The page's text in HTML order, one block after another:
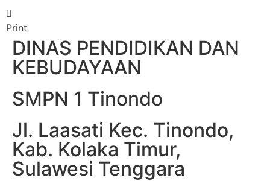
DINAS PENDIDIKAN DAN
KEBUDAYAAN
SMPN 1 Tinondo
Jl. Laasati Kec. Tinondo,
Kab. Kolaka Timur,
Sulawesi Tenggara
Print